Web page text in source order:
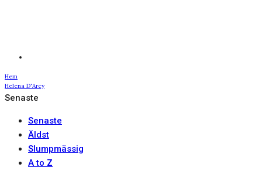
Hem
Helena D'Arcy
Senaste
Senaste
Äldst
Slumpmässig
A to Z